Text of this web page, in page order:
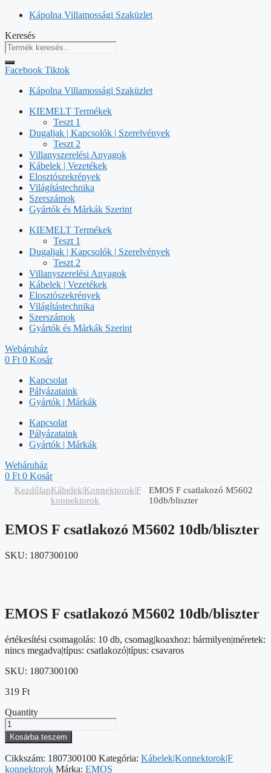
Kilépés
tartalomba
Kápolna Villamossági Szaküzlet
Keresés
Facebook Tiktok
Kápolna Villamossági Szaküzlet
KIEMELT Termékek
Teszt 1
Dugaljak | Kapcsolók | Szerelvények
Teszt 2
Villanyszerelési Anyagok
Kábelek | Vezetékek
Elosztószekrények
Világítástechnika
Szerszámok
Gyártók és Márkák Szerint
KIEMELT Termékek
Teszt 1
Dugaljak | Kapcsolók | Szerelvények
Teszt 2
Villanyszerelési Anyagok
Kábelek | Vezetékek
Elosztószekrények
Világítástechnika
Szerszámok
Gyártók és Márkák Szerint
Webáruház
0 Ft 0 Kosár
Kapcsolat
Pályázataink
Gyártók | Márkák
Kapcsolat
Pályázataink
Gyártók | Márkák
Webáruház
0 Ft 0 Kosár
KezdőlapKábelek|Konnektorok|F
konnektorok
EMOS F csatlakozó M5602
10db/bliszter
EMOS F csatlakozó M5602 10db/bliszter
SKU: 1807300100
EMOS F csatlakozó M5602 10db/bliszter
értékesítési csomagolás: 10 db, csomag|koaxhoz: bármilyen|méretek:
nincs megadva|típus: csatlakozó|típus: csavaros
SKU: 1807300100
319 Ft
Quantity
EMOS
F
csatlakozó
M5602
10db/bliszter
Kosárba teszem
Cikkszám: 1807300100 Kategória: Kábelek|Konnektorok|F
konnektorok Márka: EMOS